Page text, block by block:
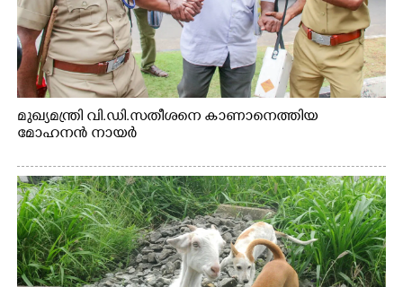
മുഖ്യമന്ത്രി വി.ഡി.സതീശനെ കാണാനെത്തിയ
മോഹനൻ നായർ
×
Share this link
Copy Link